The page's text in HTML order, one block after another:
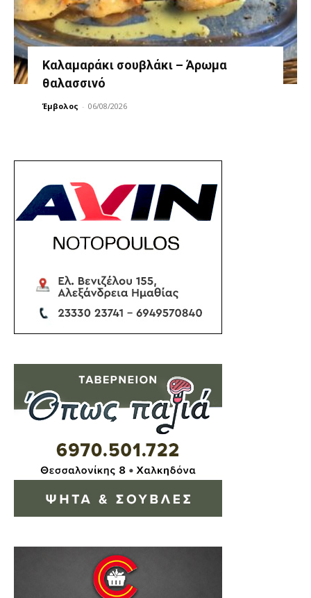
Καλαμαράκι σουβλάκι – Άρωμα
θαλασσινό
Έμβολος - 06/08/2026